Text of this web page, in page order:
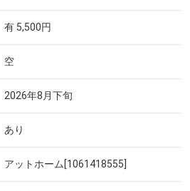
有 5,500円
空
2026年8月下旬
あり
アットホーム[1061418555]